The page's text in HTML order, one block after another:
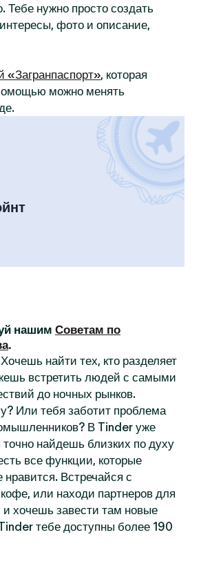
Тебе нужно просто создать
фото и описание,
«Загранпаспорт», которая
можно менять
нашим Советам по
.
найти тех, кто разделяет
встретить людей с самыми
до ночных рынков.
Или тебя заботит проблема
В Tinder уже
найдешь близких по духу
все функции, которые
нравится. Встречайся с
или находи партнеров для
хочешь завести там новые
тебе доступны более 190